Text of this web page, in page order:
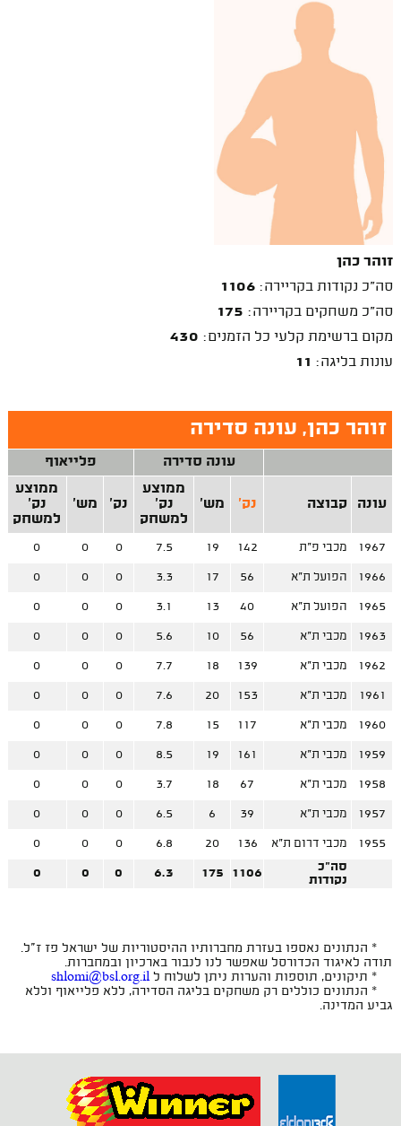
זוהר כהן
סה"כ נקודות בקריירה: 1106
סה"כ משחקים בקריירה: 175
מקום ברשימת קלעי כל הזמנים: 430
עונות בליגה: 11
זוהר כהן, עונה סדירה
עונה סדירה פלייאוף
עונה קבוצה נק' מש'
ממוצע
נק'
למשחק
נק' מש'
ממוצע
נק'
למשחק
1967 מכבי פ"ת 142
19
7.5
0
0
0
1966 הפועל ת"א 56
17
3.3
0
0
0
1965 הפועל ת"א 40
13
3.1
0
0
0
1963 מכבי ת"א 56
10
5.6
0
0
0
1962 מכבי ת"א 139
18
7.7
0
0
0
1961 מכבי ת"א 153
20
7.6
0
0
0
1960 מכבי ת"א 117
15
7.8
0
0
0
1959 מכבי ת"א 161
19
8.5
0
0
0
1958 מכבי ת"א 67
18
3.7
0
0
0
1957 מכבי ת"א 39
6
6.5
0
0
0
1955 מכבי דרום ת"א 136
20
6.8
0
0
0
סה"כ
נקודות
1106
175
6.3
0
0
0
* הנתונים נאספו בעזרת מחברותיו ההיסטוריות של ישראל פז ז"ל.
תודה לאיגוד הכדורסל שאפשר לנו לנבור בארכיון ובמחברות.
* תיקונים, תוספות והערות ניתן לשלוח ל shlomi@bsl.org.il
* הנתונים כוללים רק משחקים בליגה הסדירה, ללא פלייאוף וללא
גביע המדינה.